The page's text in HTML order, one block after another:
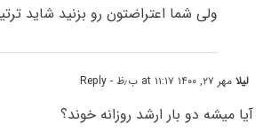
ولی شما اعتراضتون رو بزنید شاید
لیلامهر ۲۷, ۱۴۰۰ at ۱۱:۱۷ ب٫ظ - Reply
آیا میشه دو بار ارشد روزانه خوند؟